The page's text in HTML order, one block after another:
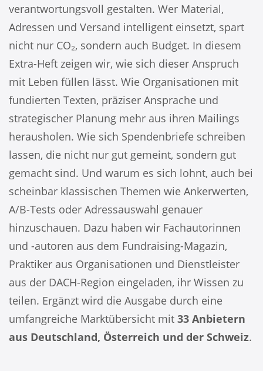
verantwortungsvoll gestalten. Wer Material,
Adressen und Versand intelligent einsetzt, spart
nicht nur CO₂, sondern auch Budget. In diesem
Extra-Heft zeigen wir, wie sich dieser Anspruch
mit Leben füllen lässt. Wie Organisationen mit
fundierten Texten, präziser Ansprache und
strategischer Planung mehr aus ihren Mailings
herausholen. Wie sich Spendenbriefe schreiben
lassen, die nicht nur gut gemeint, sondern gut
gemacht sind. Und warum es sich lohnt, auch bei
scheinbar klassischen Themen wie Ankerwerten,
A/B-Tests oder Adressauswahl genauer
hinzuschauen. Dazu haben wir Fachautorinnen
und -autoren aus dem Fundraising-Magazin,
Praktiker aus Organisationen und Dienstleister
aus der DACH-Region eingeladen, ihr Wissen zu
teilen. Ergänzt wird die Ausgabe durch eine
umfangreiche Marktübersicht mit 33 Anbietern
aus Deutschland, Österreich und der Schweiz.